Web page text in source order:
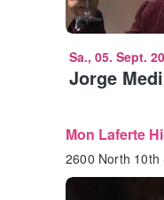
Sa., 05. Sept.
Jorge
Mon Laferte
2600 North